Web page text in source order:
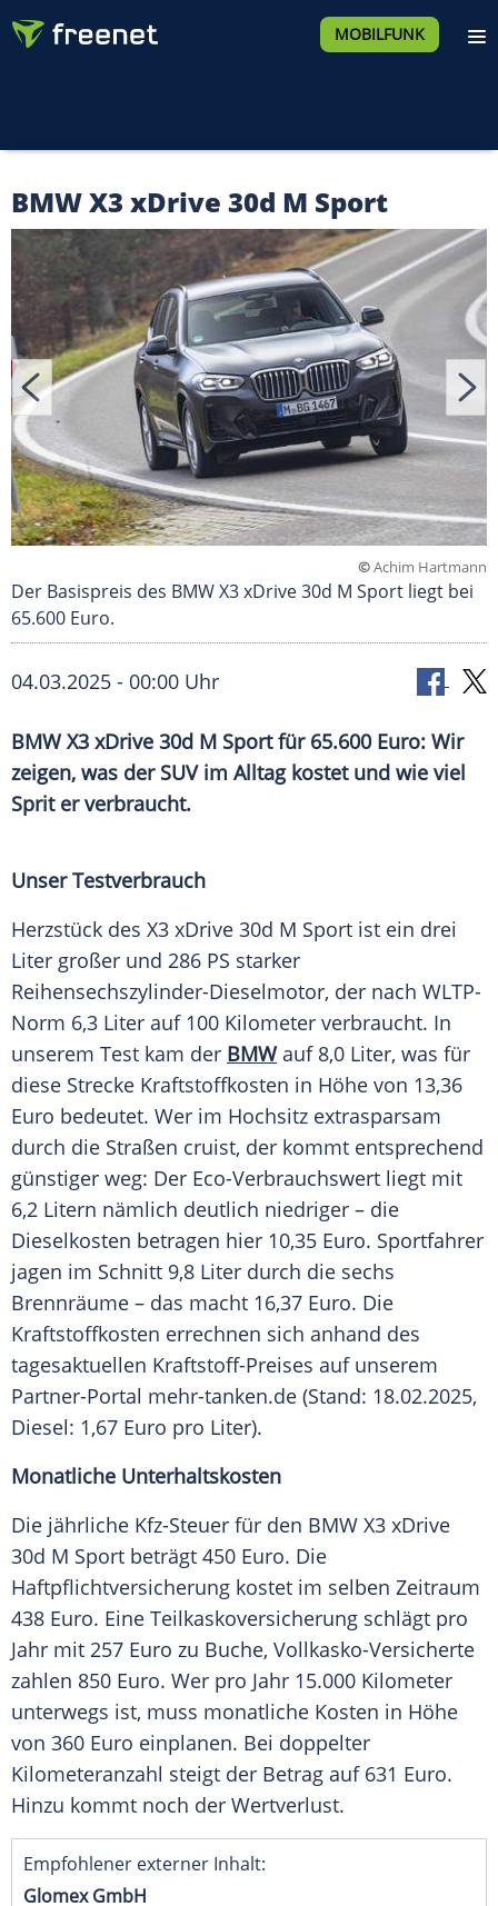
MOBILFUNK
BMW X3 xDrive 30d M Sport
©Achim Hartmann
Der Basispreis des BMW X3 xDrive 30d M Sport liegt bei
65.600 Euro.
04.03.2025 - 00:00 Uhr
BMW X3 xDrive 30d M Sport für 65.600 Euro: Wir
zeigen, was der SUV im Alltag kostet und wie viel
Sprit er verbraucht.
Unser Testverbrauch
Herzstück des X3 xDrive 30d M Sport ist ein drei
Liter großer und 286 PS starker
Reihensechszylinder-Dieselmotor, der nach WLTP-
Norm 6,3 Liter auf 100 Kilometer verbraucht. In
unserem Test kam der BMWauf 8,0 Liter, was für
diese Strecke Kraftstoffkosten in Höhe von 13,36
Euro bedeutet. Wer im Hochsitz extrasparsam
durch die Straßen cruist, der kommt entsprechend
günstiger weg: Der Eco-Verbrauchswert liegt mit
6,2 Litern nämlich deutlich niedriger – die
Dieselkosten betragen hier 10,35 Euro. Sportfahrer
jagen im Schnitt 9,8 Liter durch die sechs
Brennräume – das macht 16,37 Euro. Die
Kraftstoffkosten errechnen sich anhand des
tagesaktuellen Kraftstoff-Preises auf unserem
Partner-Portal mehr-tanken.de (Stand: 18.02.2025,
Diesel: 1,67 Euro pro Liter).
Monatliche Unterhaltskosten
Die jährliche Kfz-Steuer für den BMW X3 xDrive
30d M Sport beträgt 450 Euro. Die
Haftpflichtversicherung kostet im selben Zeitraum
438 Euro. Eine Teilkaskoversicherung schlägt pro
Jahr mit 257 Euro zu Buche, Vollkasko-Versicherte
zahlen 850 Euro. Wer pro Jahr 15.000 Kilometer
unterwegs ist, muss monatliche Kosten in Höhe
von 360 Euro einplanen. Bei doppelter
Kilometeranzahl steigt der Betrag auf 631 Euro.
Hinzu kommt noch der Wertverlust.
Empfohlener externer Inhalt:
Glomex GmbH